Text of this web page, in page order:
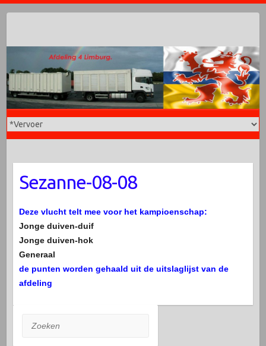
Sezanne-08-08
Deze vlucht telt mee voor het kampioenschap:
Jonge duiven-duif
Jonge duiven-hok
Generaal
de punten worden gehaald uit de uitslaglijst van de
afdeling
Zoeken